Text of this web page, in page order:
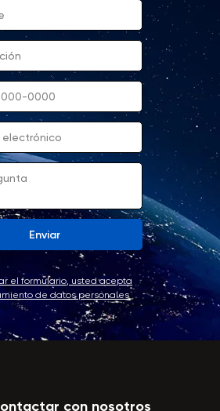
Enviar
el formulario, usted acepta
de datos personales
con nosotros